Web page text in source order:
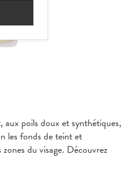
poils doux et synthétiques,
les fonds de teint et
du visage. Découvrez